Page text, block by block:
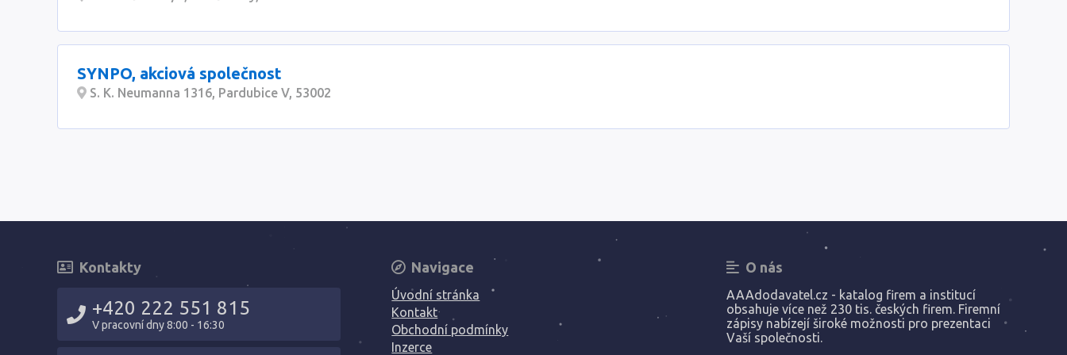
SYNPO, akciová společnost
S. K. Neumanna 1316, Pardubice V, 53002
Kontakty
+420 222 551 815
V pracovní dny 8:00 - 16:30
Navigace
Úvodní stránka
Kontakt
Obchodní podmínky
Inzerce
O nás
AAAdodavatel.cz - katalog firem a institucí
obsahuje více než 230 tis. českých firem. Firemní
zápisy nabízejí široké možnosti pro prezentaci
Vaší společnosti.